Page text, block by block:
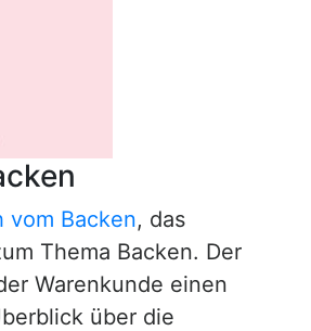
vom Backen, das
Thema Backen. Der
Warenkunde einen
über die